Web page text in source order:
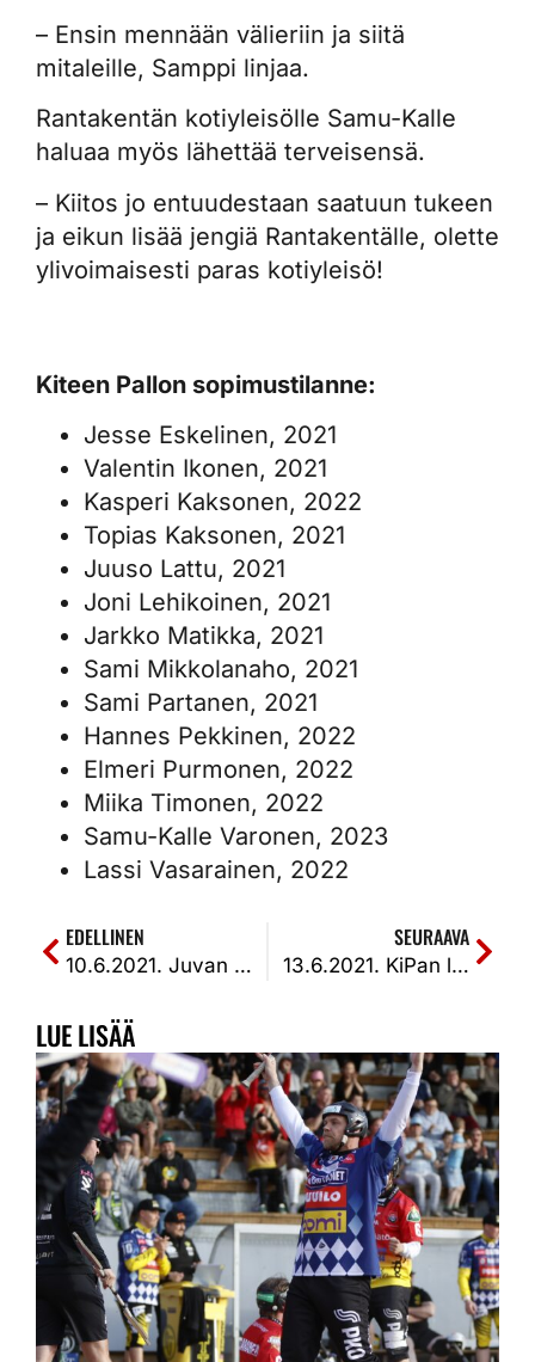
– Ensin mennään välieriin ja siitä
mitaleille, Samppi linjaa.
Rantakentän kotiyleisölle Samu-Kalle
haluaa myös lähettää terveisensä.
– Kiitos jo entuudestaan saatuun tukeen
ja eikun lisää jengiä Rantakentälle, olette
ylivoimaisesti paras kotiyleisö!
Kiteen Pallon sopimustilanne:
Jesse Eskelinen, 2021
Valentin Ikonen, 2021
Kasperi Kaksonen, 2022
Topias Kaksonen, 2021
Juuso Lattu, 2021
Joni Lehikoinen, 2021
Jarkko Matikka, 2021
Sami Mikkolanaho, 2021
Sami Partanen, 2021
Hannes Pekkinen, 2022
Elmeri Purmonen, 2022
Miika Timonen, 2022
Samu-Kalle Varonen, 2023
Lassi Vasarainen, 2022
EDELLINEN
10.6.2021. Juvan Puistolan sinisen laguunin taika piti ja KiPa haki voiton SiiPestä pitkän kaavan kautta kotiutuskilpailussa 2-1 (14-1, 2-6, 0-0, 4-2)
SEURAAVA
13.6.2021. KiPan luokattoman esityksen jälkeen ansaitusti kolme sarjapistettä SiiPelle. SiiPe–KiPa 2–0 (4–3, 9–3)
LUE LISÄÄ